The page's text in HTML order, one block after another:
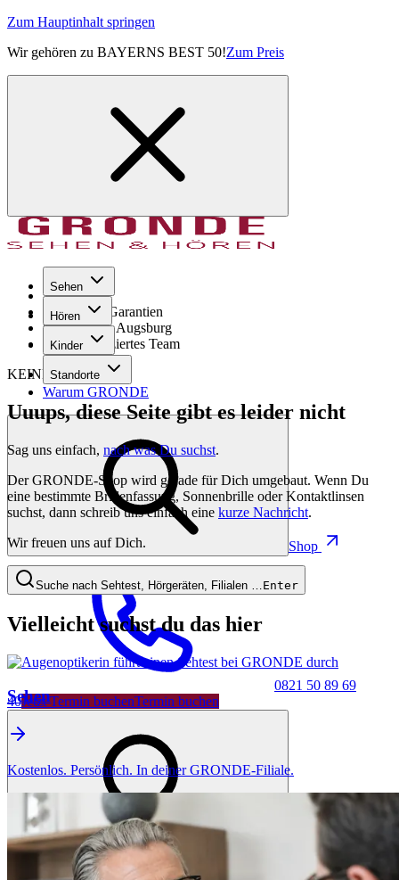
Zum Hauptinhalt springen
Wir gehören zu BAYERNS BEST 50!Zum Preis
Sehen
Hören
Kinder
Standorte
Warum GRONDE
Shop
0821 50 89 69
40Jetzt Termin buchenTermin buchen
Seit 1971
GRONDE Garantien
8× im Raum Augsburg
Hochqualifiziertes Team
KEINE SORGE!
Uuups, diese Seite gibt es leider nicht
Sag uns einfach, nach was Du suchst.
Der GRONDE-Shop wird gerade für Dich umgebaut. Wenn Du
eine bestimmte Brillenfassung, Sonnenbrille oder Kontaktlinsen
suchst, dann schreib uns einfach eine kurze Nachricht.
Wir freuen uns auf Dich.
Suche nach Sehtest, Hörgeräten, Filialen … Enter
Vielleicht suchst du das hier
Sehen
Kostenlos. Persönlich. In deiner GRONDE-Filiale.